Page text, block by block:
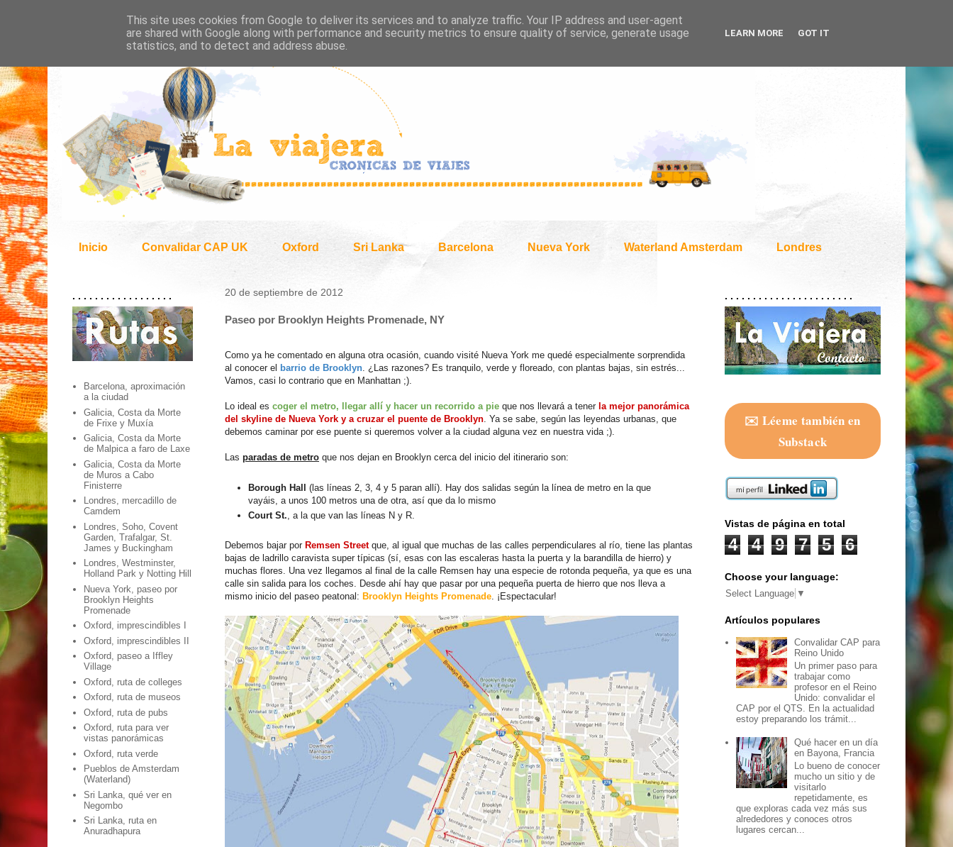
Inicio Convalidar CAP UK Oxford Sri Lanka Barcelona Nueva York Waterland Amsterdam Londres
20 de septiembre de 2012
Paseo por Brooklyn Heights Promenade, NY
Como ya he comentado en alguna otra ocasión, cuando visité Nueva York me quedé especialmente sorprendida
al conocer el barrio de Brooklyn. ¿Las razones? Es tranquilo, verde y floreado, con plantas bajas, sin estrés...
Vamos, casi lo contrario que en Manhattan ;).
Lo ideal es coger el metro, llegar allí y hacer un recorrido a pie que nos llevará a tener la mejor panorámica
del skyline de Nueva York y a cruzar el puente de Brooklyn. Ya se sabe, según las leyendas urbanas, que
debemos caminar por ese puente si queremos volver a la ciudad alguna vez en nuestra vida ;).
Las paradas de metro que nos dejan en Brooklyn cerca del inicio del itinerario son:
Borough Hall (las líneas 2, 3, 4 y 5 paran allí). Hay dos salidas según la línea de metro en la que
vayáis, a unos 100 metros una de otra, así que da lo mismo
Court St. , a la que van las líneas N y R.
Debemos bajar por Remsen Streetque, al igual que muchas de las calles perpendiculares al río, tiene las plantas
bajas de ladrillo caravista super típicas (sí, esas con las escaleras hasta la puerta y la barandilla de hierro) y
muchas flores. Una vez llegamos al final de la calle Remsen hay una especie de rotonda pequeña, ya que es una
calle sin salida para los coches. Desde ahí hay que pasar por una pequeña puerta de hierro que nos lleva a
mismo inicio del paseo peatonal: Brooklyn Heights Promenade. ¡Espectacular!
. . . . . . . . . . . . . . . . . .
Barcelona, aproximación
a la ciudad
Galicia, Costa da Morte
de Frixe y Muxía
Galicia, Costa da Morte
de Malpica a faro de Laxe
Galicia, Costa da Morte
de Muros a Cabo
Finisterre
Londres, mercadillo de
Camdem
Londres, Soho, Covent
Garden, Trafalgar, St.
James y Buckingham
Londres, Westminster,
Holland Park y Notting Hill
Nueva York, paseo por
Brooklyn Heights
Promenade
Oxford, imprescindibles I
Oxford, imprescindibles II
Oxford, paseo a Iffley
Village
Oxford, ruta de colleges
Oxford, ruta de museos
Oxford, ruta de pubs
Oxford, ruta para ver
vistas panorámicas
Oxford, ruta verde
Pueblos de Amsterdam
(Waterland)
Sri Lanka, qué ver en
Negombo
Sri Lanka, ruta en
Anuradhapura
. . . . . . . . . . . . . . . . . . . . . . .
✉️ Léeme también en
Substack
Vistas de página en total
4 4 9 7 5 6
Choose your language:
Select Language ▼
Artículos populares
Convalidar CAP para
Reino Unido
Un primer paso para
trabajar como
profesor en el Reino
Unido: convalidar el
CAP por el QTS. En la actualidad
estoy preparando los trámit...
Qué hacer en un día
en Bayona, Francia
Lo bueno de conocer
mucho un sitio y de
visitarlo
repetidamente, es
que exploras cada vez más sus
alrededores y conoces otros
lugares cercan...
This site uses cookies from Google to deliver its services and to analyze traffic. Your IP address and user-agent
are shared with Google along with performance and security metrics to ensure quality of service, generate usage
statistics, and to detect and address abuse.
LEARN MORE GOT IT